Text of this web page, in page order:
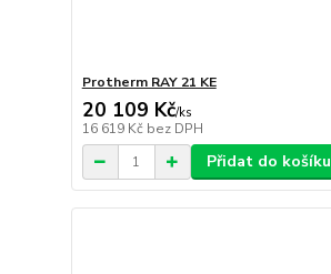
Protherm RAY 21 KE
20 109 Kč/ks
16 619 Kč bez DPH
Přidat do košíku